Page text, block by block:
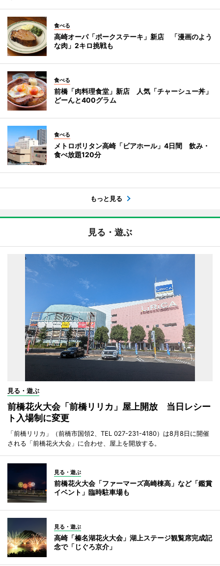
食べる
高崎オーパ「ポークステーキ」新店 「漫画のよう
な肉」2キロ挑戦も
食べる
前橋「肉料理食堂」新店 人気「チャーシュー丼」
どーんと400グラム
食べる
メトロポリタン高崎「ビアホール」4日間 飲み・
食べ放題120分
もっと見る
見る・遊ぶ
見る・遊ぶ
前橋花火大会「前橋リリカ」屋上開放 当日レシー
ト入場制に変更
「前橋リリカ」（前橋市国領2、TEL 027-231-4180）は8月8日に開催
される「前橋花火大会」に合わせ、屋上を開放する。
見る・遊ぶ
前橋花火大会「ファーマーズ高崎棟高」など「鑑賞
イベント」臨時駐車場も
見る・遊ぶ
高崎「榛名湖花火大会」湖上ステージ観覧席完成記
念で「じぐろ京介」